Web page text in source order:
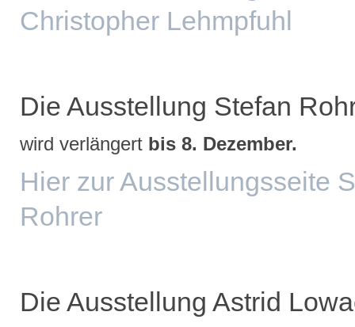
Christopher Lehmpfuhl
Die Ausstellung Stefan
wird verlängert bis 8. Dezember.
Hier zur Ausstellungsseite
Rohrer
Die Ausstellung Astrid